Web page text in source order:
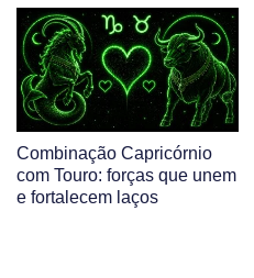
Combinação Capricórnio
com Touro: forças que unem
e fortalecem laços